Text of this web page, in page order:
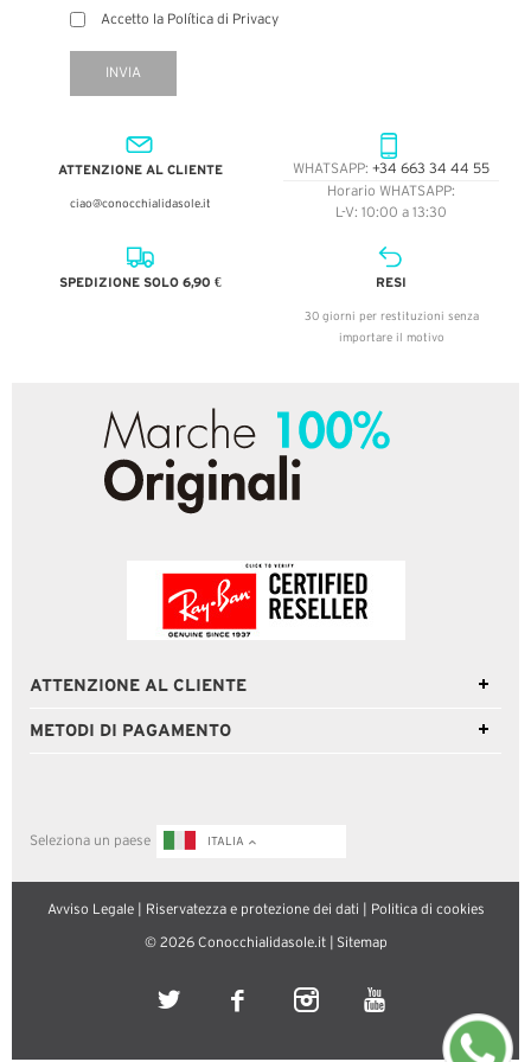
Accetto la Política di Privacy
INVIA
ATTENZIONE AL CLIENTE
ciao@conocchialidasole.it
WHATSAPP: +34 663 34 44 55
Horario WHATSAPP:
L-V: 10:00 a 13:30
SPEDIZIONE SOLO 6,90 € RESI
30 giorni per restituzioni senza
importare il motivo
ATTENZIONE AL CLIENTE
METODI DI PAGAMENTO
Seleziona un paese ITALIA
Avviso Legale| Riservatezza e protezione dei dati Politica di cookies
© 2026 Conocchialidasole.it | Sitemap